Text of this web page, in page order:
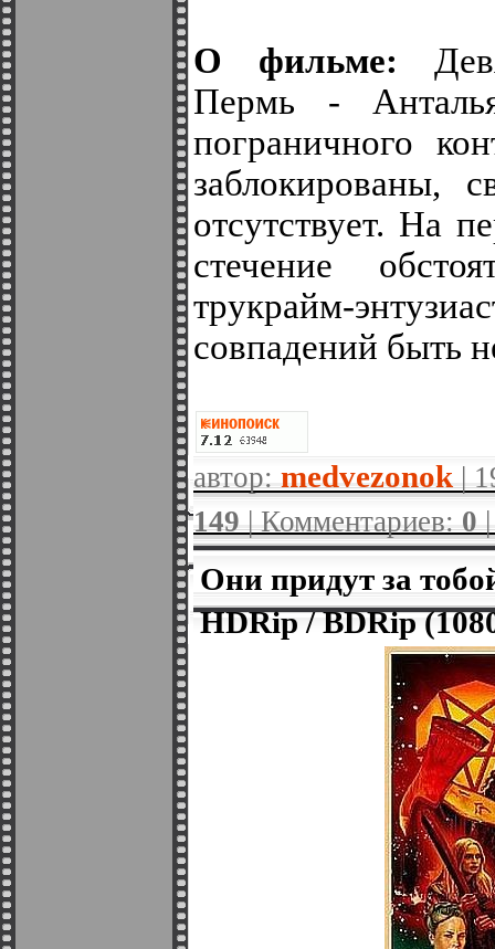
О фильме:
Пермь -
пограничного
заблокированы,
отсутствует. На
стечение
трукрайм-
совпадений быть
автор: medvezonok |
149| Комментариев:0
Они придут за
HDRip / BDRip